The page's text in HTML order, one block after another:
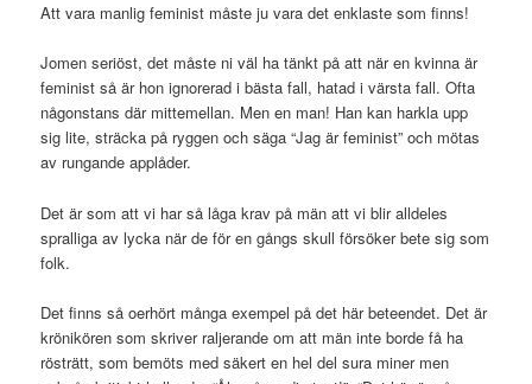
Att vara manlig feminist måste ju vara det enklaste som finns!
Jomen seriöst, det måste ni väl ha tänkt på att när en kvinna är
feminist så är hon ignorerad i bästa fall, hatad i värsta fall. Ofta
någonstans där mittemellan. Men en man! Han kan harkla upp
sig lite, sträcka på ryggen och säga “Jag är feminist” och mötas
av rungande applåder.
Det är som att vi har så låga krav på män att vi blir alldeles
spralliga av lycka när de för en gångs skull försöker bete sig som
folk.
Det finns så oerhört många exempel på det här beteendet. Det är
krönikören som skriver raljerande om att män inte borde få ha
rösträtt, som bemöts med säkert en hel del sura miner men